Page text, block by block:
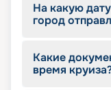
На какую
город
Какие
время